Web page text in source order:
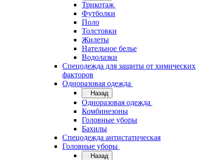
Трикотаж
Футболки
Поло
Толстовки
Жилеты
Нательное белье
Водолазки
Спецодежда для защиты от химических
факторов
Одноразовая одежда
Назад
Одноразовая одежда
Комбинезоны
Головные уборы
Бахилы
Спецодежда антистатическая
Головные уборы
Назад